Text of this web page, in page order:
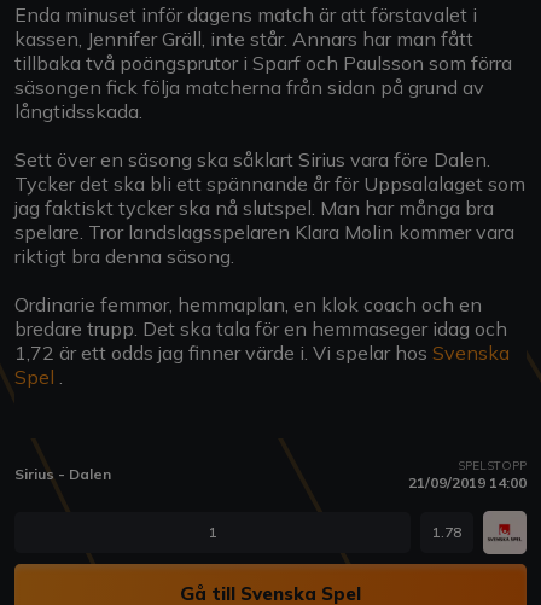
Enda minuset inför dagens match är att förstavalet i
kassen, Jennifer Gräll, inte står. Annars har man fått
tillbaka två poängsprutor i Sparf och Paulsson som förra
säsongen fick följa matcherna från sidan på grund av
långtidsskada.
Sett över en säsong ska såklart Sirius vara före Dalen.
Tycker det ska bli ett spännande år för Uppsalalaget som
jag faktiskt tycker ska nå slutspel. Man har många bra
spelare. Tror landslagsspelaren Klara Molin kommer vara
riktigt bra denna säsong.
Ordinarie femmor, hemmaplan, en klok coach och en
bredare trupp. Det ska tala för en hemmaseger idag och
1,72 är ett odds jag finner värde i. Vi spelar hos Svenska
Spel
Sirius - Dalen SPELSTOPP
21/09/2019 14:00
1 1.78
Gå till Svenska Spel